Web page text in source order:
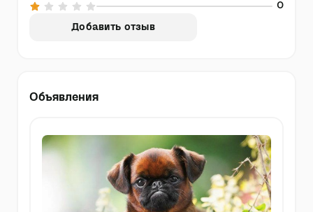
0
Добавить отзыв
Объявления